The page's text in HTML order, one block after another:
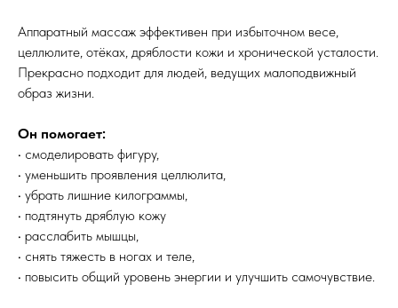
Аппаратный массаж эффективен при избыточном весе,
целлюлите, отёках, дряблости кожи и хронической усталости.
Прекрасно подходит для людей, ведущих малоподвижный
образ жизни.
Он помогает:
• смоделировать фигуру,
• уменьшить проявления целлюлита,
• убрать лишние килограммы,
• подтянуть дряблую кожу
• расслабить мышцы,
• снять тяжесть в ногах и теле,
• повысить общий уровень энергии и улучшить самочувствие.